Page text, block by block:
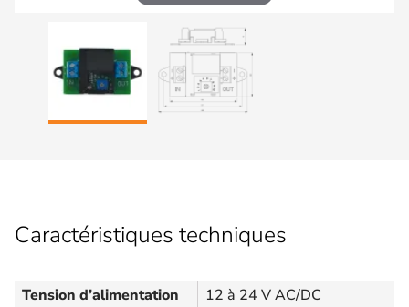
Caractéristiques techniques
Tension d’alimentation
12 à 24 V AC/DC